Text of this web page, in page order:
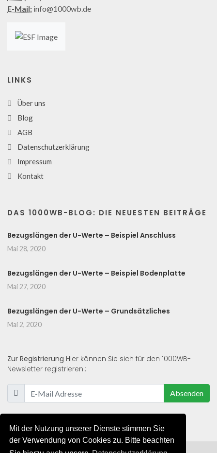
Mit der Nutzung unserer Dienste stimmen Sie
der Verwendung von Cookies zu. Bitte beachten
E-Mail: info@1000wb.de
LINKS
Über uns
Blog
AGB
Datenschutzerklärung
Impressum
Kontakt
DAS 1000WB-BLOG: DIE NEUESTEN BEITRÄGE
Bezugslängen der U-Werte – Beispiel Anschluss
Mai 28, 2020
Bezugslängen der U-Werte – Beispiel Bodenplatte
Mai 27, 2020
Bezugslängen der U-Werte – Grundsätzliches
Mai 2, 2020
Zur Registrierung Hier können Sie sich für den 1000WB-
Newsletter registrieren.:
Absenden